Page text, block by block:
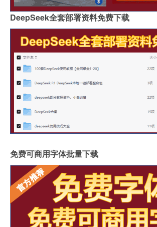
DeepSeek全套部署资料免费下载
免费可商用字体批量下载